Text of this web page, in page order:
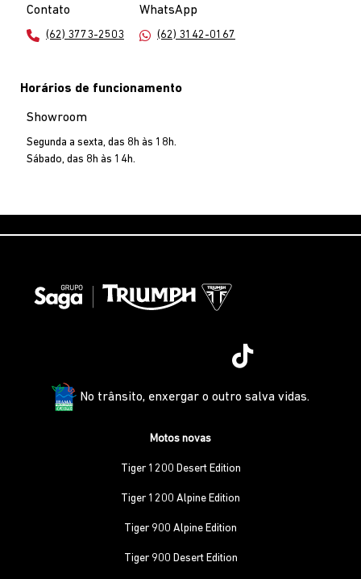
No trânsito, enxergar o outro salva vidas.
Motos novas
Tiger 1200 Desert Edition
Tiger 1200 Alpine Edition
Tiger 900 Alpine Edition
Tiger 900 Desert Edition